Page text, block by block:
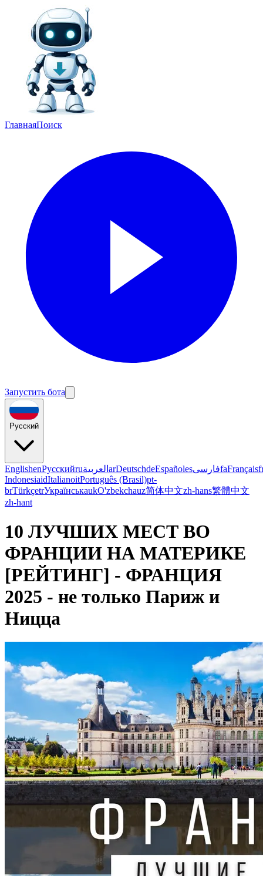
ГлавнаяПоиск
Запустить бота
Русский
EnglishenРусскийruالعربية arDeutschdeEspañolesفارسیfaFrançais
IndonesiaidItalianoitPortuguês (Brasil)pt-
brTürkçetrУкраїнськаukO'zbekchauz简体中文zh-hans繁體中文
zh-hant
10 ЛУЧШИХ МЕСТ ВО
ФРАНЦИИ НА МАТЕРИКЕ
[РЕЙТИНГ] - ФРАНЦИЯ
2025 - не только Париж и
Ницца